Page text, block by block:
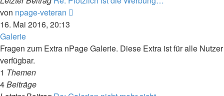
von npage-veteran
16. Mai 2016, 20:13
Galerie
Fragen zum Extra nPage Galerie. Diese Extra ist für alle Nutzer
verfügbar.
1 Themen
4Beiträge